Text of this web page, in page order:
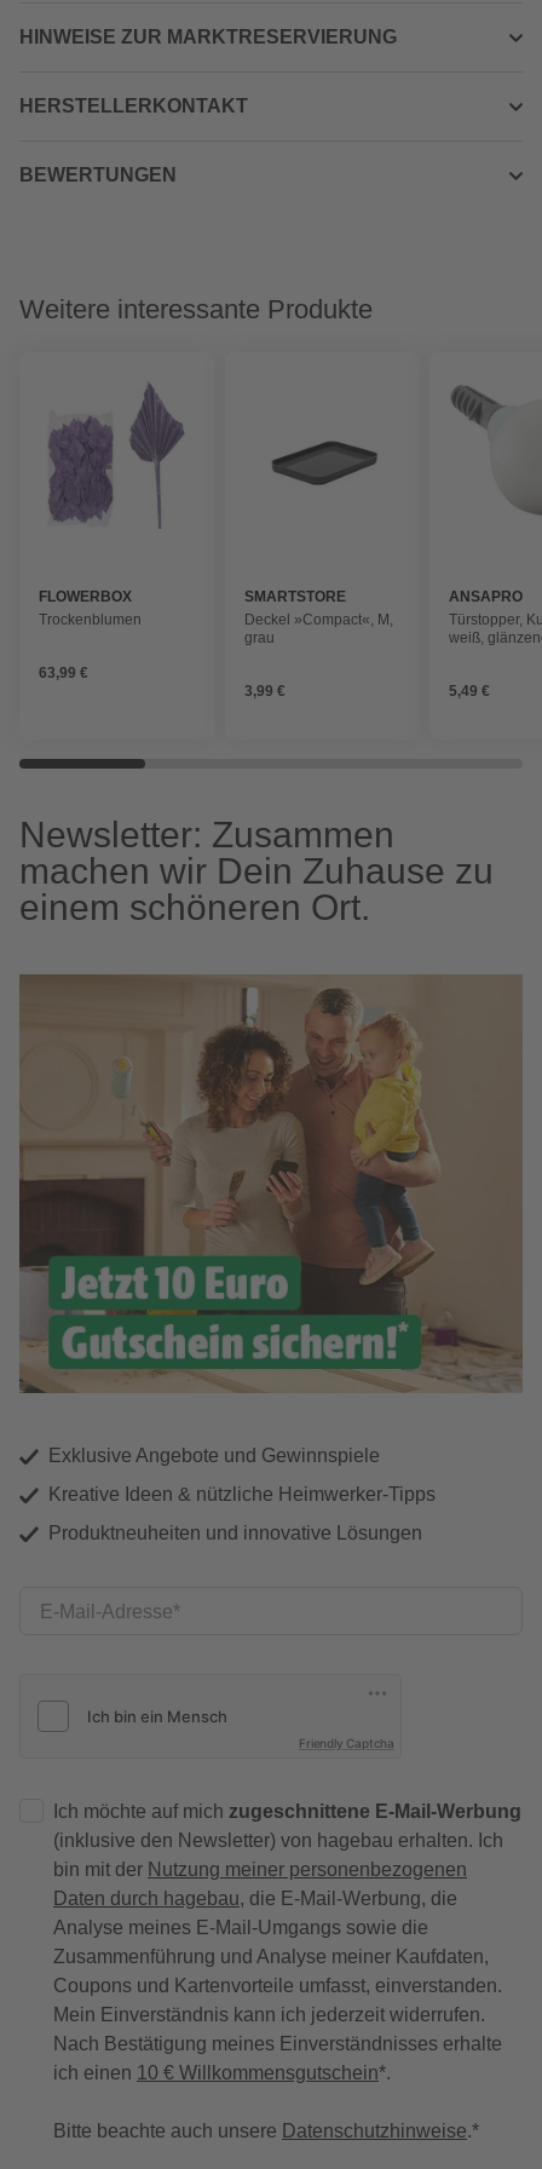
HINWEISE ZUR MARKTRESERVIERUNG
HERSTELLERKONTAKT
BEWERTUNGEN
Weitere interessante Produkte
FLOWERBOX
Trockenblumen
63,99 €
SMARTSTORE
Deckel »Compact«, M,
grau
3,99 €
ANSAPRO
Türstopper,
weiß,
5,49 €
Newsletter: Zusammen
machen wir Dein Zuhause zu
einem schöneren Ort.
Exklusive Angebote und Gewinnspiele
Kreative Ideen & nützliche Heimwerker-Tipps
Produktneuheiten und innovative Lösungen
E-Mail-Adresse
Friendly Captcha
Ich möchte auf mich zugeschnittene E-Mail-Werbung
(inklusive den Newsletter) von hagebau erhalten. Ich
bin mit der Nutzung meiner personenbezogenen
Daten durch hagebau, die E-Mail-Werbung, die
Analyse meines E-Mail-Umgangs sowie die
Zusammenführung und Analyse meiner Kaufdaten,
Coupons und Kartenvorteile umfasst, einverstanden.
Mein Einverständnis kann ich jederzeit widerrufen.
Nach Bestätigung meines Einverständnisses erhalte
ich einen 10 € Willkommensgutschein*.
Bitte beachte auch unsere Datenschutzhinweise.